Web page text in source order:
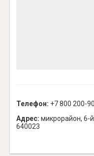
Телефон: +7 800 200-
Адрес: микрорайон, 6-
640023